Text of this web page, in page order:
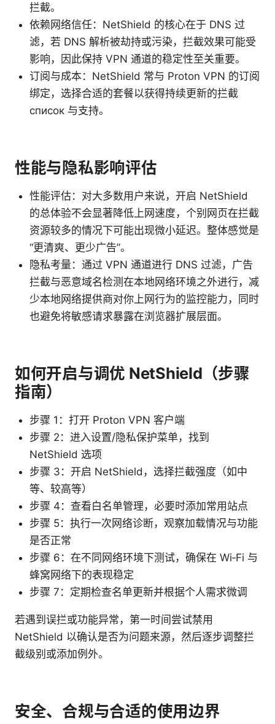
拦截。
依赖网络信任：NetShield 的核心在于 DNS 过
滤，若 DNS 解析被劫持或污染，拦截效果可能受
影响，因此保持 VPN 通道的稳定性至关重要。
订阅与成本：NetShield 常与 Proton VPN 的订阅
绑定，选择合适的套餐以获得持续更新的拦截
список 与支持。
性能与隐私影响评估
性能评估：对大多数用户来说，开启 NetShield
的总体验不会显著降低上网速度，个别网页在拦截
资源较多的情况下可能出现微小延迟。整体感觉是
“更清爽、更少广告”。
隐私考量：通过 VPN 通道进行 DNS 过滤，广告
拦截与恶意域名检测在本地网络环境之外进行，减
少本地网络提供商对你上网行为的监控能力，同时
也避免将敏感请求暴露在浏览器扩展层面。
如何开启与调优 NetShield（步骤
指南）
步骤 1：打开 Proton VPN 客户端
步骤 2：进入设置/隐私保护菜单，找到
NetShield 选项
步骤 3：开启 NetShield，选择拦截强度（如中
等、较高等）
步骤 4：查看白名单管理，必要时添加常用站点
步骤 5：执行一次网络诊断，观察加载情况与功能
是否正常
步骤 6：在不同网络环境下测试，确保在 Wi‑Fi 与
蜂窝网络下的表现稳定
步骤 7：定期检查名单更新并根据个人需求微调
若遇到误拦或功能异常，第一时间尝试禁用
NetShield 以确认是否为问题来源，然后逐步调整拦
截级别或添加例外。
安全、合规与合适的使用边界